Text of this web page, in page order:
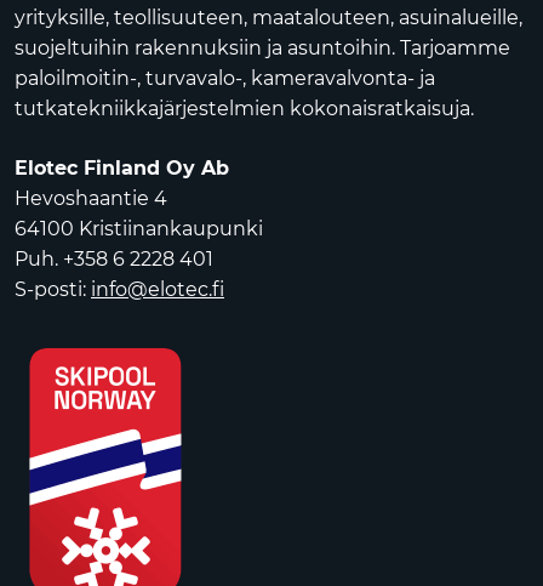
yrityksille, teollisuuteen, maatalouteen, asuinalueille,
suojeltuihin rakennuksiin ja asuntoihin. Tarjoamme
paloilmoitin-, turvavalo-, kameravalvonta- ja
tutkatekniikkajärjestelmien kokonaisratkaisuja.
Elotec Finland Oy Ab
Hevoshaantie 4
64100 Kristiinankaupunki
Puh. +358 6 2228 401
S-posti: info@elotec.fi